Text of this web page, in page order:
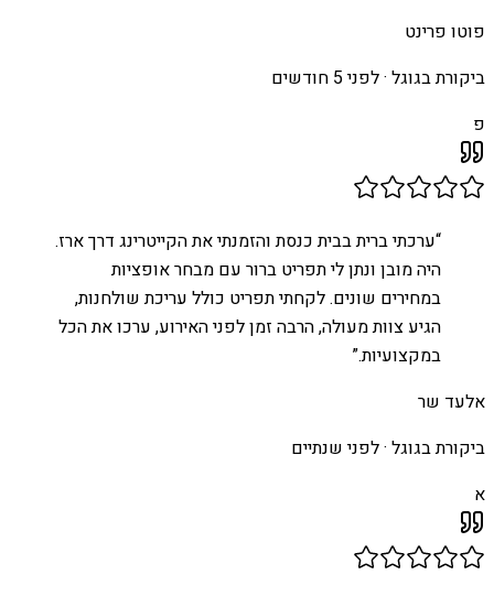
פוטו פרינט
ביקורת בגוגל ·לפני 5 חודשים
פ
“ערכתי ברית בבית כנסת והזמנתי את הקייטרינג דרך ארז.
היה מובן ונתן לי תפריט ברור עם מבחר אופציות
במחירים שונים. לקחתי תפריט כולל עריכת שולחנות,
הגיע צוות מעולה, הרבה זמן לפני האירוע, ערכו את הכל
במקצועיות.”
אלעד שר
ביקורת בגוגל ·לפני שנתיים
א